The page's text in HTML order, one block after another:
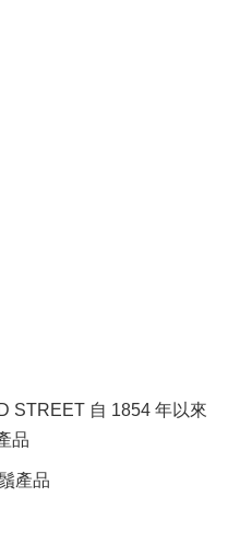
STREET 自 1854 年以來
品
產品